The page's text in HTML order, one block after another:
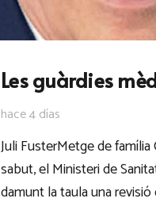
Les guàrdies
hace 4 días
Juli FusterMetge de família
sabut, el Ministeri de
damunt la taula una revisió